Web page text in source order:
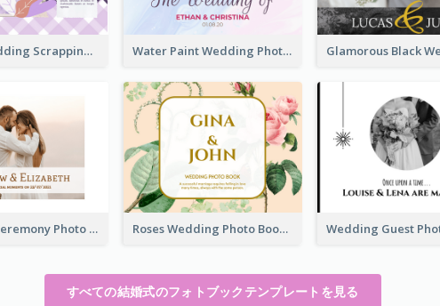
Purple Wedding Scrapping Photo Book Water Paint Wedding Photo Book
Wedding Ceremony Photo Book Roses Wedding Photo Book
すべての結婚式のフォトブックテンプレートを見る